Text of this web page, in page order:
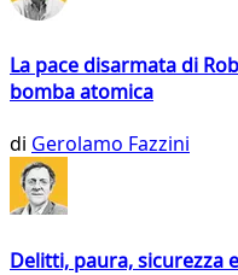
La pace disarmata di
bomba atomica
di Gerolamo Fazzini
Delitti, paura, sicurezza